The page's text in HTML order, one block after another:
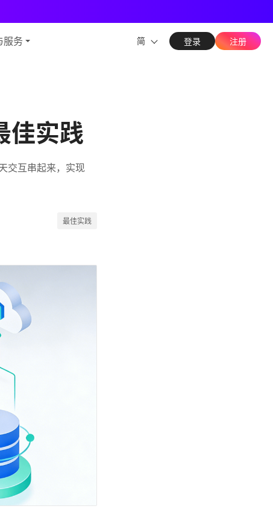
力
服务 简 登录 注册
佳实践
交互串起来，实现
最佳实践